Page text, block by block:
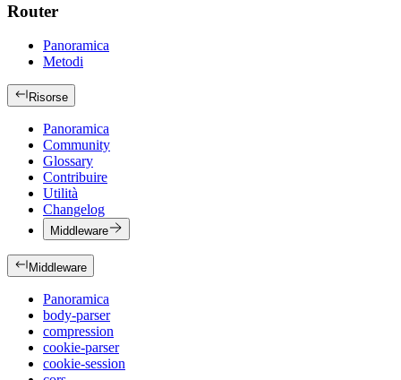
Router
Panoramica
Metodi
Risorse
Panoramica
Community
Glossary
Contribuire
Utilità
Changelog
Middleware
Middleware
Panoramica
body-parser
compression
cookie-parser
cookie-session